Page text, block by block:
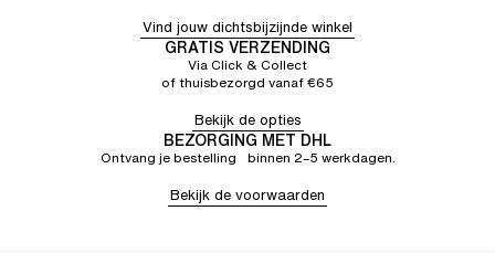
Vind jouw dichtsbijzijnde winkel
GRATIS VERZENDING
Via Click & Collect
of thuisbezorgd vanaf €65
Bekijk de opties
BEZORGING MET DHL
Ontvang je bestelling binnen 2–5 werkdagen.
Bekijk de voorwaarden